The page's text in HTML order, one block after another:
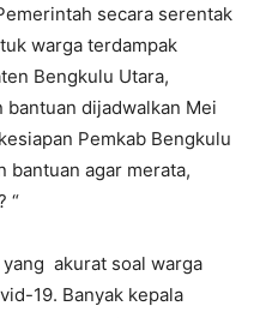
secara serentak
warga terdampak
Bengkulu Utara,
dijadwalkan Mei
Pemkab Bengkulu
bantuan agar merata,
“
akurat soal warga
19. Banyak kepala